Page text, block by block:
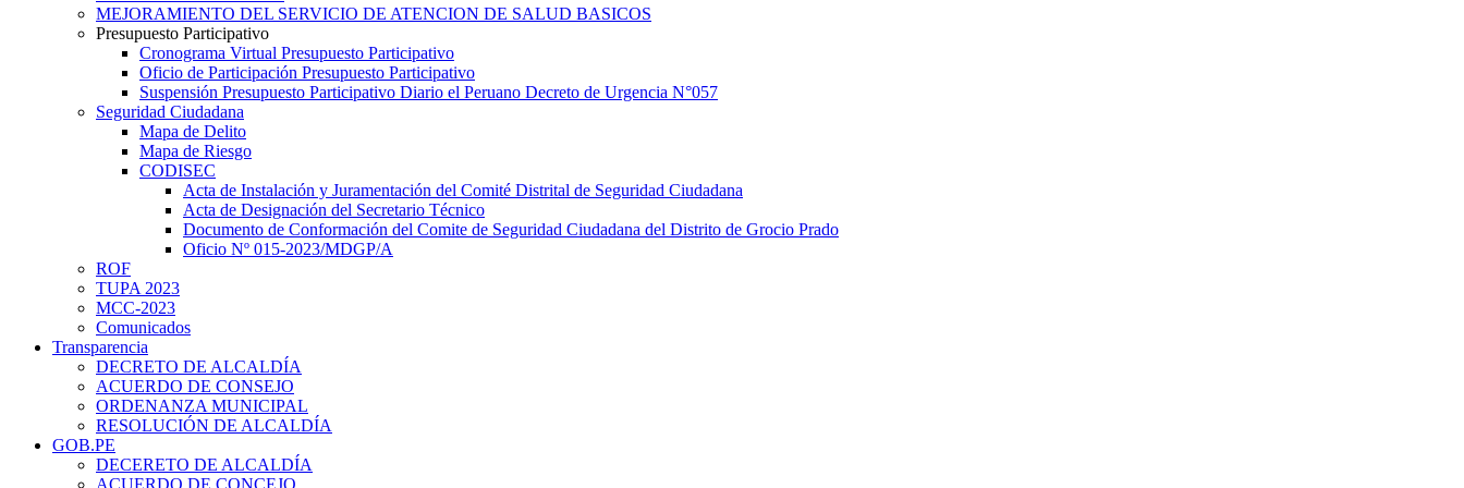
MEJORAMIENTO DEL SERVICIO DE ATENCION DE SALUD BASICOS
Presupuesto Participativo
Cronograma Virtual Presupuesto Participativo
Oficio de Participación Presupuesto Participativo
Suspensión Presupuesto Participativo Diario el Peruano Decreto de Urgencia N°057
Seguridad Ciudadana
Mapa de Delito
Mapa de Riesgo
CODISEC
Acta de Instalación y Juramentación del Comité Distrital de Seguridad Ciudadana
Acta de Designación del Secretario Técnico
Documento de Conformación del Comite de Seguridad Ciudadana del Distrito de Grocio Prado
Oficio Nº 015-2023/MDGP/A
ROF
TUPA 2023
MCC-2023
Comunicados
Transparencia
DECRETO DE ALCALDÍA
ACUERDO DE CONSEJO
ORDENANZA MUNICIPAL
RESOLUCIÓN DE ALCALDÍA
GOB.PE
DECERETO DE ALCALDÍA
ACUERDO DE CONCEJO